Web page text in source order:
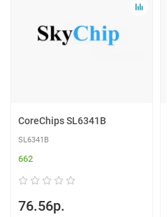
CoreChips SL6341B
SL6341B
662
76.56р.